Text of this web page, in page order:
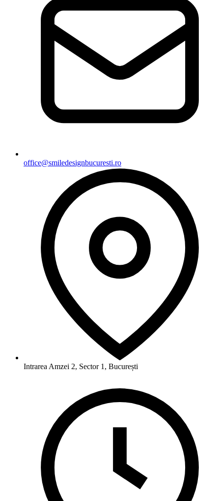
office@smiledesignbucuresti.ro
Intrarea Amzei 2, Sector 1, București